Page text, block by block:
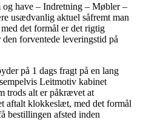
have – Indretning – Møbler –
usædvanlig aktuel såfremt man
det formål er det rigtig
forventede leveringstid på
på 1 dags fragt på en lang
Leitmotiv kabinet
trods alt er påkrævet at
aftalt klokkeslæt, med det formål
bestillingen afsted inden